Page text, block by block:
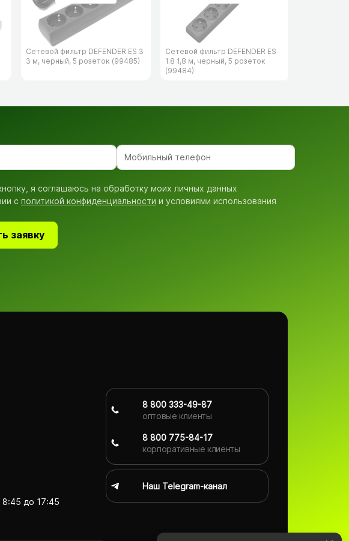
Сетевой фильтр DEFENDER ES 3
3 м, черный, 5 розеток (99485)
Сетевой фильтр DEFENDER ES
1.8 1,8 м, черный, 5 розеток
(99484)
я соглашаюсь на обработку моих личных данных
с политикой конфиденциальности и условиями использования
заявку
8:45 до 17:45
8 800 333-49-87
оптовые клиенты
8 800 775-84-17
корпоративные клиенты
Наш Telegram-канал